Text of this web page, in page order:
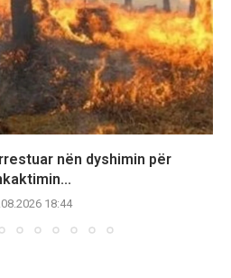
nën dyshimin për
18:44